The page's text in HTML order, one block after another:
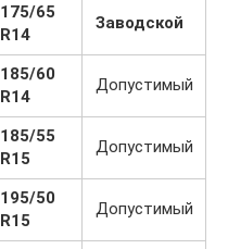
175/65
R14
Заводской
185/60
R14
Допустимый
185/55
R15
Допустимый
195/50
R15
Допустимый